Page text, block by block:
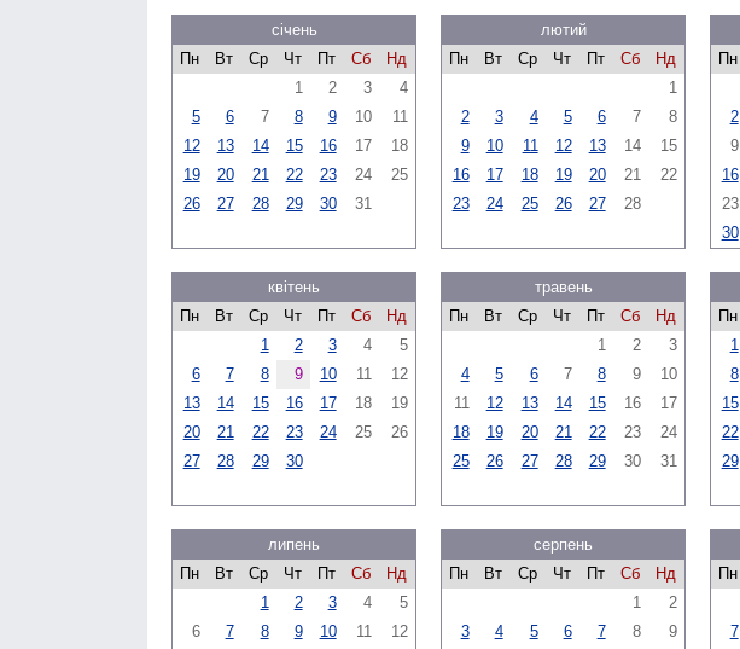
січень
Пн
Вт Ср Чт Пт Сб
Нд
1
2 3
4
5
6 7 8 9 10
11
12
13 14 15 16 17
18
19
20 21 22 23 24
25
26
27 28 29 30 31
лютий
Пн
Вт Ср Чт Пт Сб
Нд
1
2
3 4 5 6 7
8
9
10 11 12 13 14
15
16
17 18 19 20 21
22
23
24 25 26 27 28
Пн
2
9
16
23
30
квітень
Пн
Вт Ср Чт Пт Сб
Нд
1
2 3 4
5
6
7 8 9 10 11
12
13
14 15 16 17 18
19
20
21 22 23 24 25
26
27
28 29 30
травень
Пн
Вт Ср Чт Пт Сб
Нд
1
2
3
4
5 6 7 8 9
10
11
12 13 14 15 16
17
18
19 20 21 22 23
24
25
26 27 28 29 30 31
Пн
1
8
15
22
29
липень
Пн
Вт Ср Чт Пт Сб
Нд
1
2 3 4
5
6
7 8 9 10 11
12
серпень
Пн
Вт Ср Чт Пт Сб
Нд
1
2
3
4 5 6 7 8
9
Пн
7